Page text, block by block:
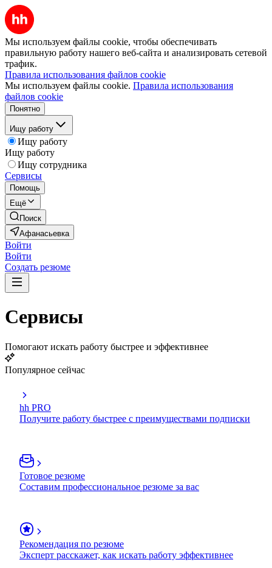
Мы используем файлы cookie, чтобы обеспечивать
правильную работу нашего веб-сайта и анализировать сетевой
трафик.
Правила использования файлов cookie
Мы используем файлы cookie. Правила использования
файлов cookie
Понятно
Ищу работу
Ищу работу
Ищу работу
Ищу сотрудника
Сервисы
Помощь
Ещё
Поиск
Афанасьевка
Войти
Войти
Создать резюме
Сервисы
Помогают искать работу быстрее и эффективнее
Популярное сейчас
hh PRO
Получите работу быстрее с преимуществами подписки
Готовое резюме
Составим профессиональное резюме за вас
Рекомендация по резюме
Эксперт расскажет, как искать работу эффективнее